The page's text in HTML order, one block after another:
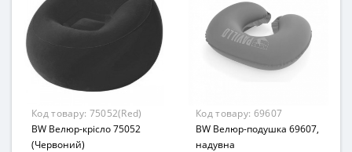
Возраст
Материал
ПВХ
Материал
ПВХ
Код товару: 75052(Red)
BW Велюр-крісло 75052
(Червоний)
Код товару: 69607
BW Велюр-подушка 69607,
надувна